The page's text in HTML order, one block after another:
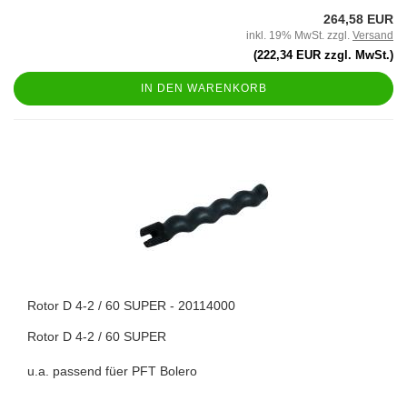
264,58 EUR
(222,34 EUR zzgl. MwSt.)
inkl. 19% MwSt. zzgl. Versand
IN DEN WARENKORB
Rotor D 4-2 / 60 SUPER - 20114000
Rotor D 4-2 / 60 SUPER
u.a. passend füer PFT Bolero